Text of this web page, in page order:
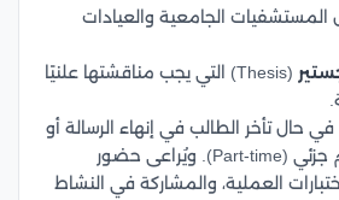
المستشفيات الجامعية والعيادات
(Thesis) التي يجب مناقشتها علنيًا
حال تأخر الطالب في إنهاء الرسالة أو
إذا اختار الدراسة بنظام جزئي (Part-time). ويُراعى حضور
العملية، والمشاركة في النشاط